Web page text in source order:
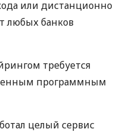
или дистанционно
любых банков
требуется
программным
целый сервис